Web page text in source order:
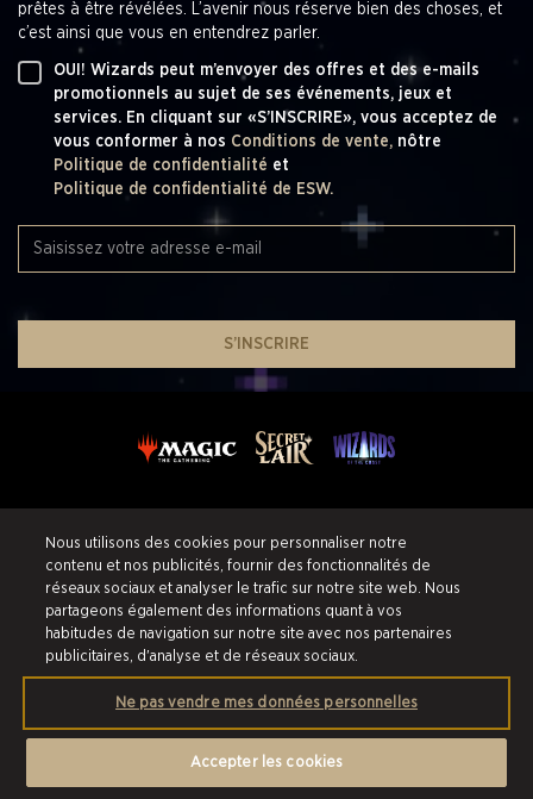
prêtes à être révélées. L’avenir nous réserve bien des choses, et
c’est ainsi que vous en entendrez parler.
OUI! Wizards peut m’envoyer des offres et des e-mails
promotionnels au sujet de ses événements, jeux et
services. En cliquant sur «S’INSCRIRE», vous acceptez de
vous conformer à nos Conditions de vente, nôtre
Politique de confidentialité et
Politique de confidentialité de ESW.
S’INSCRIRE
Service Client
À Propos
Ventes Passées
Préférences de Cookies
Conditions de vente
Politique de confidentialité
Politique de remboursement
Nous utilisons des cookies pour personnaliser notre
contenu et nos publicités, fournir des fonctionnalités de
réseaux sociaux et analyser le trafic sur notre site web. Nous
partageons également des informations quant à vos
habitudes de navigation sur notre site avec nos partenaires
publicitaires, d'analyse et de réseaux sociaux.
Ne pas vendre mes données personnelles
Accepter les cookies